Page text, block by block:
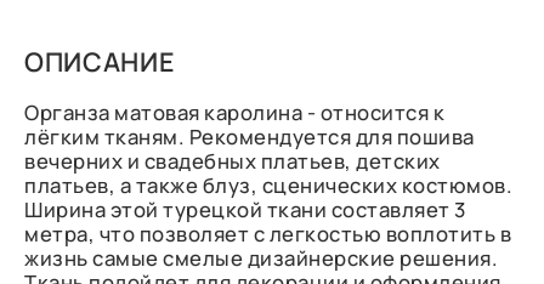
ОПИСАНИЕ
Органза матовая каролина - относится к
лёгким тканям. Рекомендуется для пошива
вечерних и свадебных платьев, детских
платьев, а также блуз, сценических костюмов.
Ширина этой турецкой ткани составляет 3
метра, что позволяет с легкостью воплотить в
жизнь самые смелые дизайнерские решения.